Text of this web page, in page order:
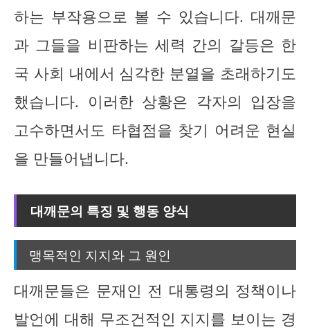
하는 부작용으로 볼 수 있습니다. 대깨문
과 그들을 비판하는 세력 간의 갈등은 한
국 사회 내에서 심각한 분열을 초래하기도
했습니다. 이러한 상황은 각자의 입장을
고수하면서도 타협점을 찾기 어려운 현실
을 만들어냅니다.
대깨문의 특징 및 행동 양식
맹목적인 지지와 그 원인
대깨문들은 문재인 전 대통령의 정책이나
발언에 대해 무조건적인 지지를 보이는 경